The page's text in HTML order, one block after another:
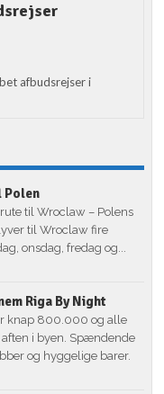
afbudsrejser i
Polen
til Wroclaw – Polens
til Wroclaw fire
onsdag, fredag og...
Riga By Night
knap 800.000 og alle
i byen. Spændende
og hyggelige barer.